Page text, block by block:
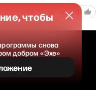
чтобы
снова
добром «Эхе»